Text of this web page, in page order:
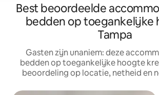
Best beoordeelde
bedden op toegankelijke
Tampa
Gasten zijn unaniem: deze
bedden op toegankelijke hoogte
beoordeling op locatie, netheid en